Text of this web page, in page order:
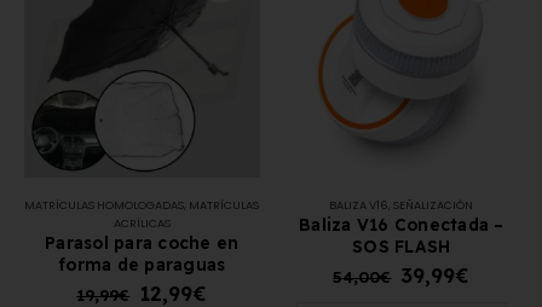
MATRÍCULAS HOMOLOGADAS, MATRÍCULAS
ACRÍLICAS
Parasol para coche en
forma de paraguas
19,99€ 12,99€
BALIZA V16,SEÑALIZACIÓN
Baliza V16 Conectada –
SOS FLASH
54,00€ 39,99€